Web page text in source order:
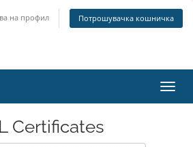
на профил Потрошувачка кошничка
Certificates